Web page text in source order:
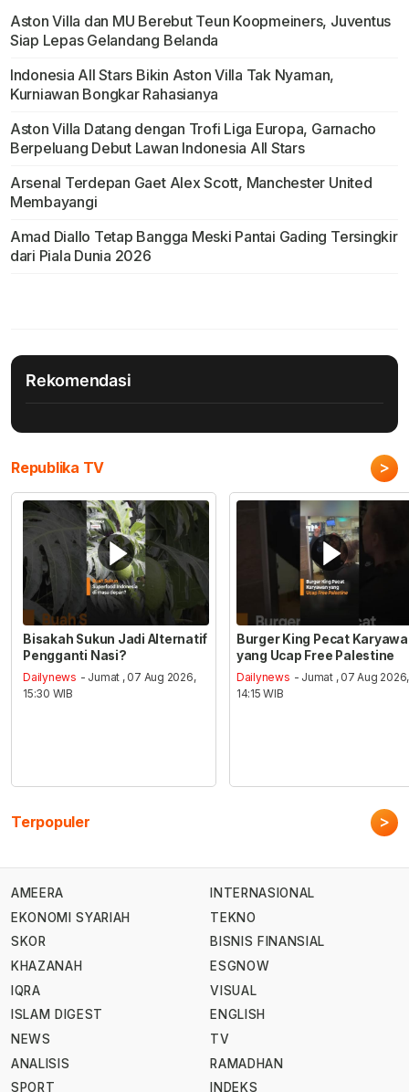
Aston Villa dan MU Berebut Teun Koopmeiners, Juventus
Siap Lepas Gelandang Belanda
Indonesia All Stars Bikin Aston Villa Tak Nyaman,
Kurniawan Bongkar Rahasianya
Aston Villa Datang dengan Trofi Liga Europa, Garnacho
Berpeluang Debut Lawan Indonesia All Stars
Arsenal Terdepan Gaet Alex Scott, Manchester United
Membayangi
Amad Diallo Tetap Bangga Meski Pantai Gading Tersingkir
dari Piala Dunia 2026
Rekomendasi
Republika TV >
Bisakah Sukun Jadi Alternatif
Pengganti Nasi?
Dailynews - Jumat , 07 Aug 2026,
15:30 WIB
Burger King Pecat
yang Ucap Free Palestine
Dailynews - Jumat , 07 Aug 2026,
14:15 WIB
Terpopuler >
AMEERA
EKONOMI SYARIAH
SKOR
KHAZANAH
IQRA
ISLAM DIGEST
NEWS
ANALISIS
SPORT
INTERNASIONAL
TEKNO
BISNIS FINANSIAL
ESGNOW
VISUAL
ENGLISH
TV
RAMADHAN
INDEKS